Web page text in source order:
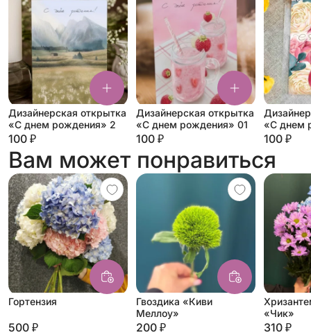
Дизайнерская открытка
«С днем рождения» 2
100 ₽
Дизайнерская открытка
«С днем рождения» 01
100 ₽
«С днем
100 ₽
Вам может понравиться
Гортензия
500 ₽
Гвоздика «Киви
Меллоу»
200 ₽
«Чик»
310 ₽